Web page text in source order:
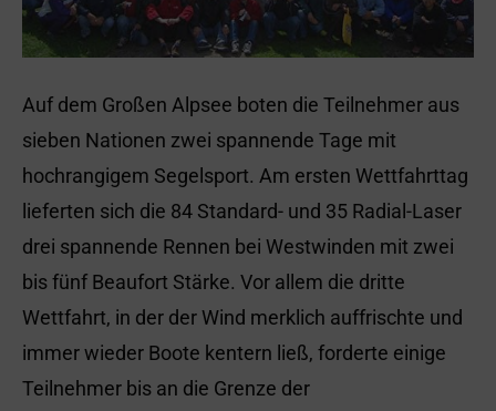
Auf dem Großen Alpsee boten die Teilnehmer aus
sieben Nationen zwei spannende Tage mit
hochrangigem Segelsport. Am ersten Wettfahrttag
lieferten sich die 84 Standard- und 35 Radial-Laser
drei spannende Rennen bei Westwinden mit zwei
bis fünf Beaufort Stärke. Vor allem die dritte
Wettfahrt, in der der Wind merklich auffrischte und
immer wieder Boote kentern ließ, forderte einige
Teilnehmer bis an die Grenze der